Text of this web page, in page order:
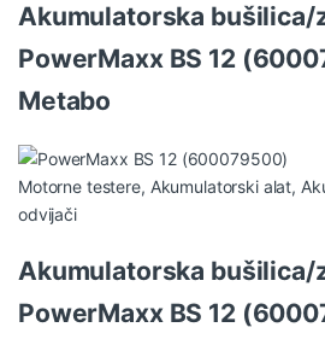
Akumulatorska bušilica/
PowerMaxx BS 12
Metabo
Motorne testere, Akumulatorski alat,
odvijači
Akumulatorska bušilica/
PowerMaxx BS 12